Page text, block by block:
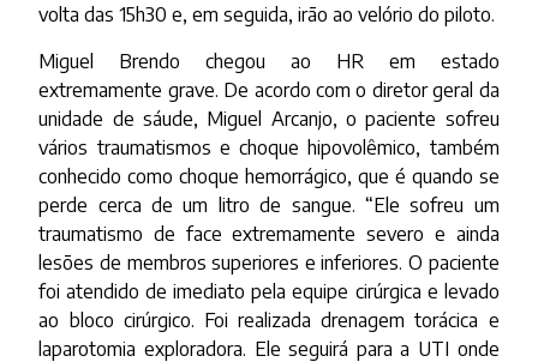
volta das 15h30 e, em seguida, irão ao velório do piloto.
Miguel Brendo chegou ao HR em estado
extremamente grave. De acordo com o diretor geral da
unidade de sáude, Miguel Arcanjo, o paciente sofreu
vários traumatismos e choque hipovolêmico, também
conhecido como choque hemorrágico, que é quando se
perde cerca de um litro de sangue. “Ele sofreu um
traumatismo de face extremamente severo e ainda
lesões de membros superiores e inferiores. O paciente
foi atendido de imediato pela equipe cirúrgica e levado
ao bloco cirúrgico. Foi realizada drenagem torácica e
laparotomia exploradora. Ele seguirá para a UTI onde